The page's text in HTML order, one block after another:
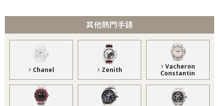
其他熱門手錶
Chanel Zenith
Vacheron
Constantin